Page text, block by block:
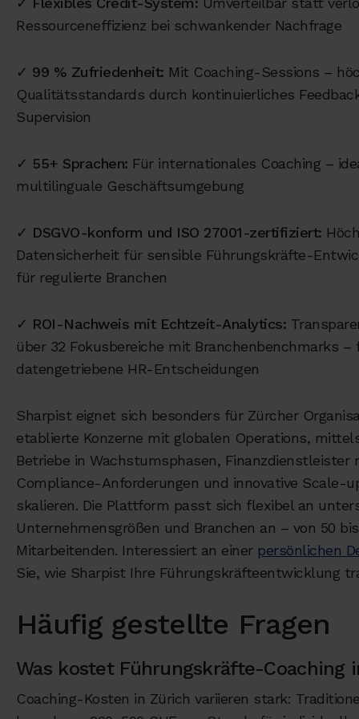
Ressourceneffizienz bei schwankender Nachfrage
✓ 99 % Zufriedenheit: Mit Coaching-Sessions –
Qualitätsstandards durch kontinuierliches
Supervision
✓ 55+ Sprachen: Für internationales Coaching –
multilinguale Geschäftsumgebung
✓ DSGVO-konform und ISO 27001-zertifiziert:
Datensicherheit für sensible Führungskräfte-
für regulierte Branchen
✓ ROI-Nachweis mit Echtzeit-Analytics:
über 32 Fokusbereiche mit Branchenbenchmarks –
datengetriebene HR-Entscheidungen
Sharpist eignet sich besonders für Zürcher
etablierte Konzerne mit globalen Operations,
Betriebe in Wachstumsphasen, Finanzdienstleister
Compliance-Anforderungen und innovative Scale-
skalieren. Die Plattform passt sich flexibel an
Unternehmensgrößen und Branchen an – von 50
Mitarbeitenden. Interessiert an einer persönlichen
Sie, wie Sharpist Ihre Führungskräfteentwicklung
Häufig gestellte Fragen
Was kostet Führungskräfte-Coaching
Coaching-Kosten in Zürich variieren stark: